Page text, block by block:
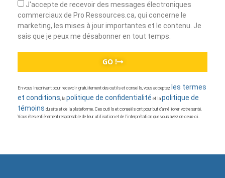
J'accepte de recevoir des messages électroniques
commerciaux de Pro Ressources.ca, qui concerne le
marketing, les mises à jour importantes et le contenu. Je
sais que je peux me désabonner en tout temps.
GO !
En vous inscrivant pour recevoir gratuitement des outils et conseils, vous acceptez les termes
et conditions , la politique de confidentialité et la politique de
témoins du site et de la plateforme. Ces outils et conseils ont pour but d’améliorer votre santé.
Vous êtes entièrement responsable de leur utilisation et de l’interprétation que vous avez de ceux-ci.